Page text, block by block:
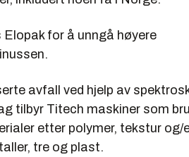
for å unngå høyere
avfall ved hjelp av
tilbyr Titech maskiner som
etter polymer, tekstur og/
tre og plast.